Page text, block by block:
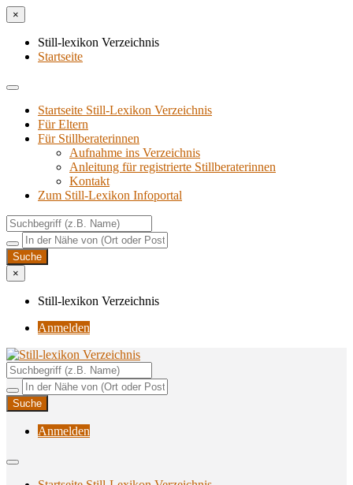
×
Still-lexikon Verzeichnis
Startseite
Startseite Still-Lexikon Verzeichnis
Für Eltern
Für Stillberaterinnen
Aufnahme ins Verzeichnis
Anlei­tung für regis­trier­te Stillberaterinnen
Kon­takt
Zum Still-Lexikon Infoportal
×
Still-lexikon Verzeichnis
Anmelden
Still-lexikon Verzeichnis
Unterstützungsangebote rund ums Stillen
Anmelden